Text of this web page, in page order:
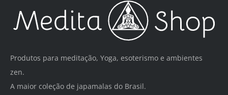
Produtos para meditação, Yoga, esoterismo e ambientes
zen.
A maior coleção de japamalas do Brasil.